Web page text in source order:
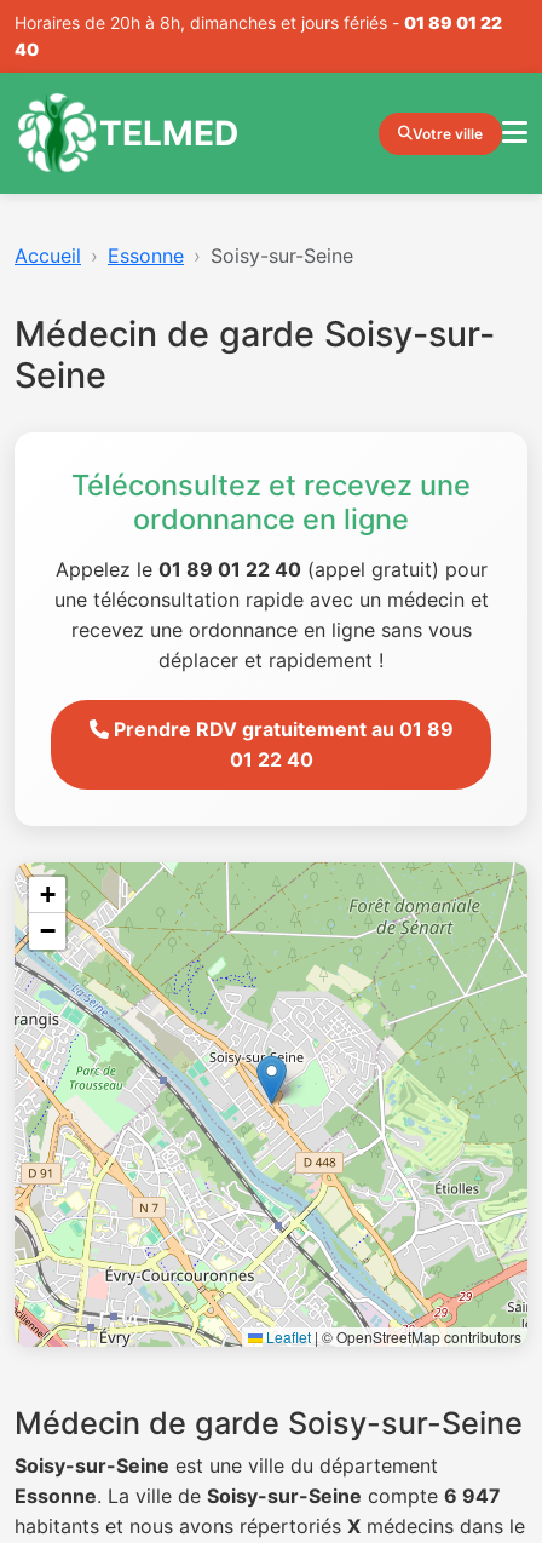
Horaires de 20h à 8h, dimanches et jours fériés - 01 89 01 22
40
TELMED Votre ville
Accueil Essonne Soisy-sur-Seine
Médecin de garde Soisy-sur-
Seine
Téléconsultez et recevez une
ordonnance en ligne
Appelez le 01 89 01 22 40(appel gratuit) pour
une téléconsultation rapide avec un médecin et
recevez une ordonnance en ligne sans vous
déplacer et rapidement !
Prendre RDV gratuitement au 01 89
01 22 40
+
−
Leaflet | © OpenStreetMap contributors
Médecin de garde Soisy-sur-Seine
Soisy-sur-Seine est une ville du département
Essonne. La ville de Soisy-sur-Seine compte 6 947
habitants et nous avons répertoriés X médecins dans le